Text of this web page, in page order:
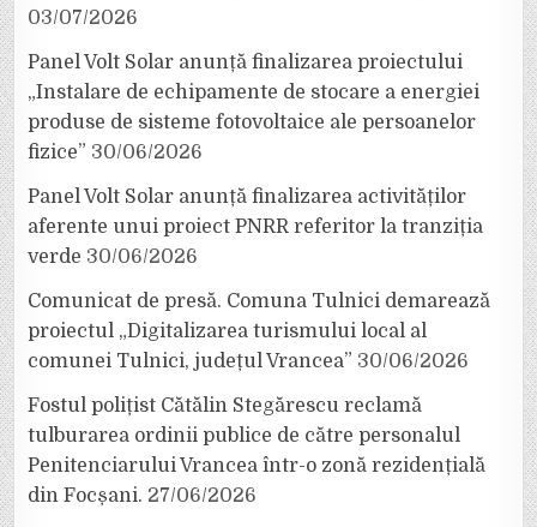
03/07/2026
Panel Volt Solar anunță finalizarea proiectului
„Instalare de echipamente de stocare a energiei
produse de sisteme fotovoltaice ale persoanelor
fizice” 30/06/2026
Panel Volt Solar anunță finalizarea activităților
aferente unui proiect PNRR referitor la tranziția
verde 30/06/2026
Comunicat de presă. Comuna Tulnici demarează
proiectul „Digitalizarea turismului local al
comunei Tulnici, județul Vrancea” 30/06/2026
Fostul polițist Cătălin Stegărescu reclamă
tulburarea ordinii publice de către personalul
Penitenciarului Vrancea într-o zonă rezidențială
din Focșani. 27/06/2026